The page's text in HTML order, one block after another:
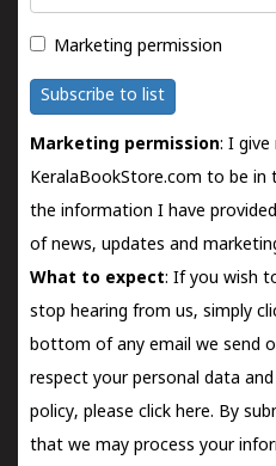
Marketing permission
Subscribe to list
Marketing permission: I
KeralaBookStore.com to be in
the information I have
of news, updates and
What to expect: If you wish
stop hearing from us, simply
bottom of any email we send
respect your personal data
policy, please click here. By
that we may process your